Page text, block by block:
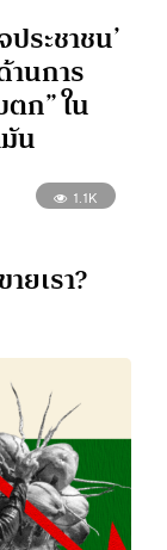
ระชาชน’
านการ
ก” ใน
น
1.1K
ยเรา?